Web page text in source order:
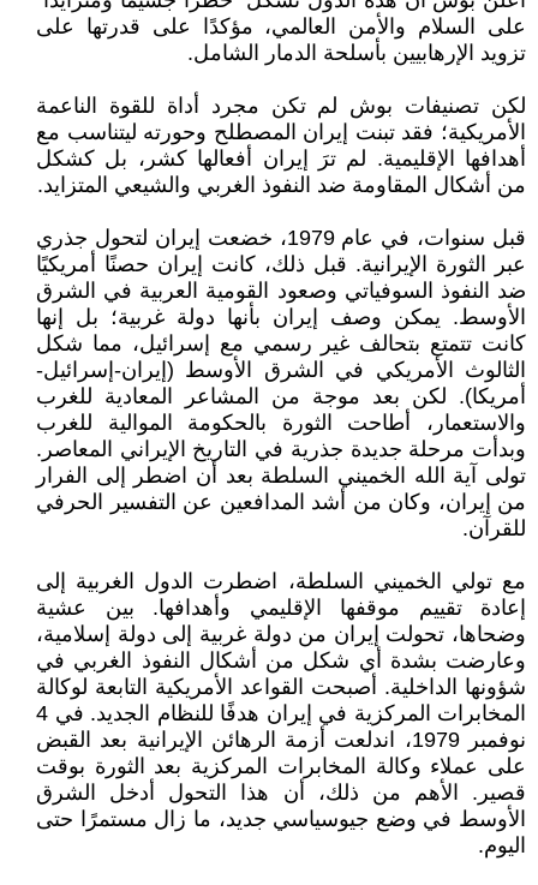
على السلام والأمن العالمي، مؤكدًا على قدرتها على
تزويد الإرهابيين بأسلحة الدمار الشامل.
لكن تصنيفات بوش لم تكن مجرد أداة للقوة الناعمة
الأمريكية؛ فقد تبنت إيران المصطلح وحورته ليتناسب مع
أهدافها الإقليمية. لم ترَ إيران أفعالها كشر، بل كشكل
من أشكال المقاومة ضد النفوذ الغربي والشيعي المتزايد.
قبل سنوات، في عام 1979، خضعت إيران لتحول جذري
عبر الثورة الإيرانية. قبل ذلك، كانت إيران حصنًا أمريكيًا
ضد النفوذ السوفياتي وصعود القومية العربية في الشرق
الأوسط. يمكن وصف إيران بأنها دولة غربية؛ بل إنها
كانت تتمتع بتحالف غير رسمي مع إسرائيل، مما شكل
الثالوث الأمريكي في الشرق الأوسط (إيران-إسرائيل-
أمريكا). لكن بعد موجة من المشاعر المعادية للغرب
والاستعمار، أطاحت الثورة بالحكومة الموالية للغرب
وبدأت مرحلة جديدة جذرية في التاريخ الإيراني المعاصر.
تولى آية الله الخميني السلطة بعد أن اضطر إلى الفرار
من إيران، وكان من أشد المدافعين عن التفسير الحرفي
للقرآن.
مع تولي الخميني السلطة، اضطرت الدول الغربية إلى
إعادة تقييم موقفها الإقليمي وأهدافها. بين عشية
وضحاها، تحولت إيران من دولة غربية إلى دولة إسلامية،
وعارضت بشدة أي شكل من أشكال النفوذ الغربي في
شؤونها الداخلية. أصبحت القواعد الأمريكية التابعة لوكالة
المخابرات المركزية في إيران هدفًا للنظام الجديد. في 4
نوفمبر 1979، اندلعت أزمة الرهائن الإيرانية بعد القبض
على عملاء وكالة المخابرات المركزية بعد الثورة بوقت
قصير. الأهم من ذلك، أن هذا التحول أدخل الشرق
الأوسط في وضع جيوسياسي جديد، ما زال مستمرًا حتى
اليوم.